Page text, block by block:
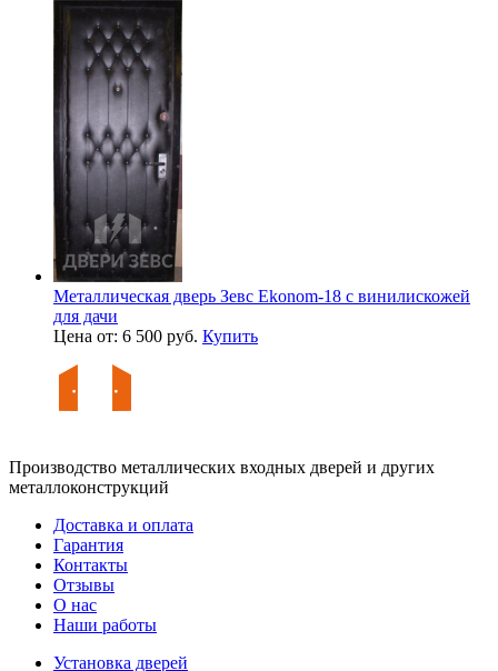
Металлическая дверь Зевс Ekonom-18 с винилискожей
для дачи
Цена от: 6 500 руб. Купить
Производство металлических входных дверей и других
металлоконструкций
Доставка и оплата
Гарантия
Контакты
Отзывы
О нас
Наши работы
Установка дверей